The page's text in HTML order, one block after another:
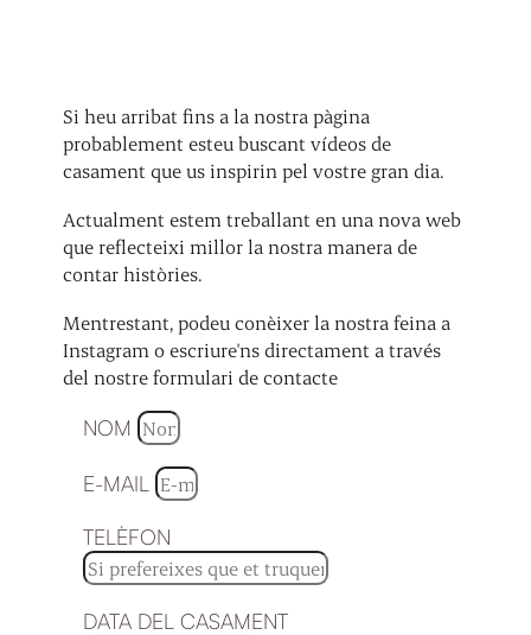
Si heu arribat fins a la nostra pàgina
probablement esteu buscant vídeos de
casament que us inspirin pel vostre gran dia.
Actualment estem treballant en una nova web
que reflecteixi millor la nostra manera de
contar històries.
Mentrestant, podeu conèixer la nostra feina a
Instagram o escriure'ns directament a través
del nostre formulari de contacte
NOM
E-MAIL
TELÈFON
DATA DEL CASAMENT